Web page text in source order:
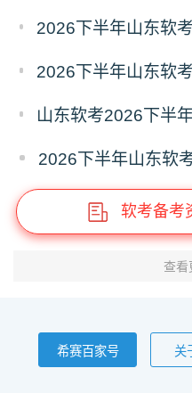
2026下半年山东软
软考备考
查看
希赛百家号 关